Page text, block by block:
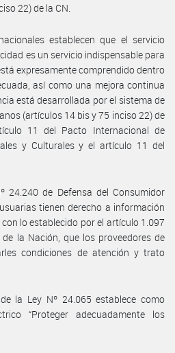
22) de la CN.
establecen que el servicio
es un servicio indispensable para
expresamente comprendido dentro
así como una mejora continua
está desarrollada por el sistema de
(artículos 14 bis y 75 inciso 22) de
11 del Pacto Internacional de
y Culturales y el artículo 11 del
24.240 de Defensa del Consumidor
tienen derecho a información
lo establecido por el artículo 1.097
la Nación, que los proveedores de
condiciones de atención y trato
la Ley Nº 24.065 establece como
“Proteger adecuadamente los